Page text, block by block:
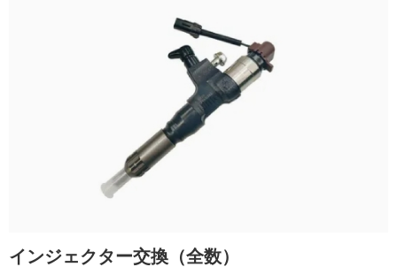
インジェクター交換（全数）